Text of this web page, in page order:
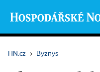
HN.cz › Byznys